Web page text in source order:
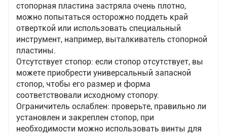
стопорная пластина застряла очень плотно,
можно попытаться осторожно поддеть край
отверткой или использовать специальный
инструмент, например, выталкиватель стопорной
пластины.
Отсутствует стопор: если стопор отсутствует, вы
можете приобрести универсальный запасной
стопор, чтобы его размер и форма
соответствовали исходному стопору.
Ограничитель ослаблен: проверьте, правильно ли
установлен и закреплен стопор, при
необходимости можно использовать винты для